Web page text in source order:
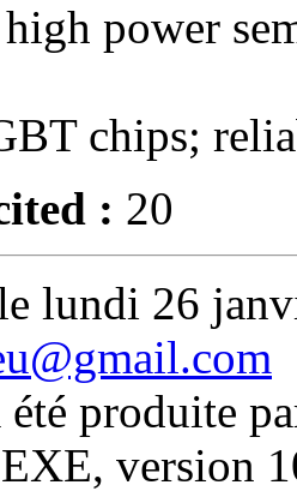
power
chips;
: 20
lundi 26
été produite
version